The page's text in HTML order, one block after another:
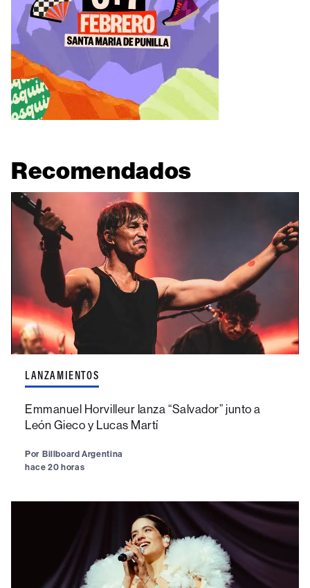
Recomendados
LANZAMIENTOS
Emmanuel Horvilleur lanza “Salvador” junto a
León Gieco y Lucas Martí
Por Billboard Argentina
hace 20 horas